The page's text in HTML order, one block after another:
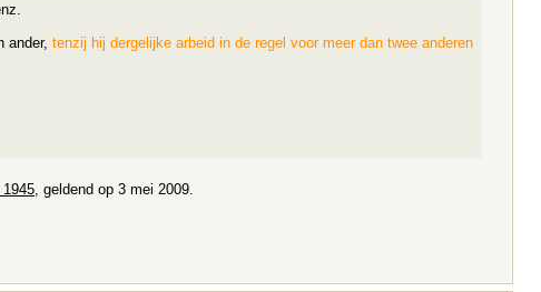
ander, tenzij hij dergelijke arbeid in de regel voor meer dan twee anderen
, geldend op 3 mei 2009.